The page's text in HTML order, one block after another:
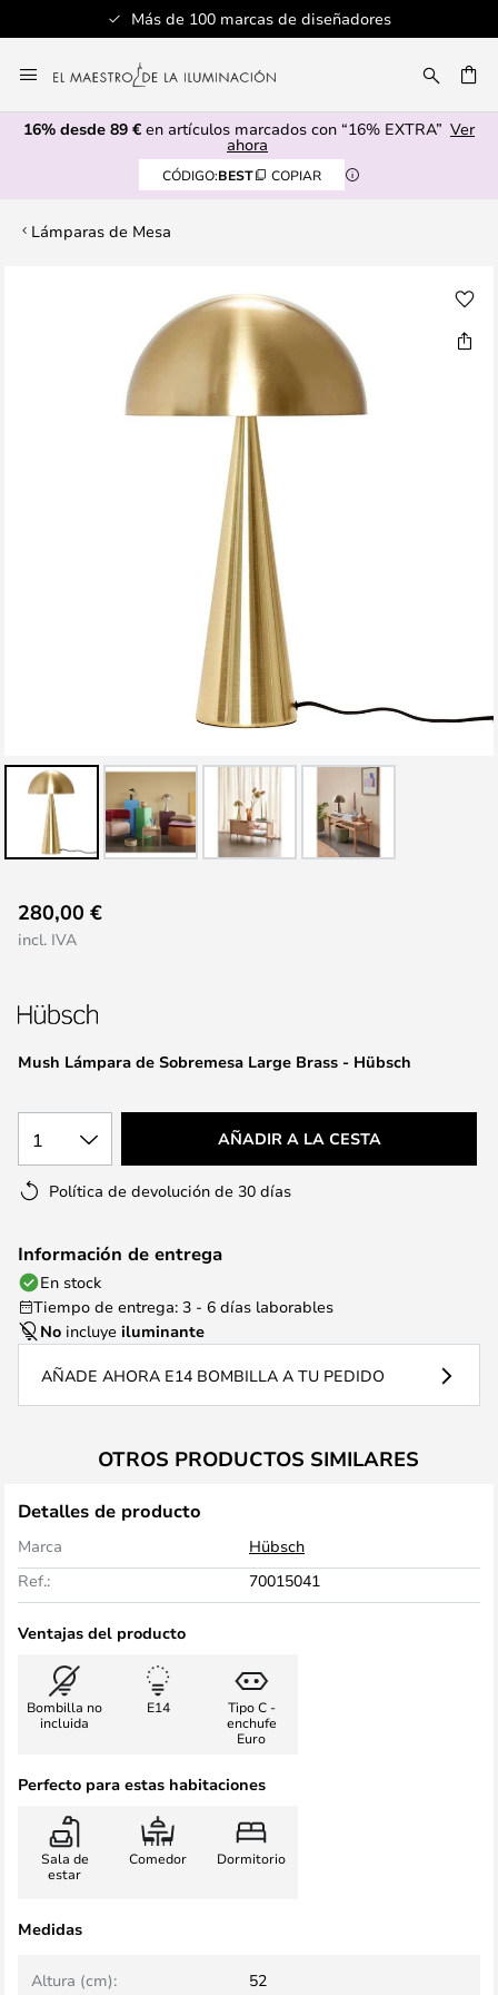
Más de 100 marcas de diseñadores
al
contenido
16% desde 89 € en artículos marcados con “16% EXTRA” Ver
ahora
CÓDIGO:BEST COPIAR
Lámparas de Mesa
comienzo
la
galería
deMush Lámpara de Sobremesa Large Brass - Hübsch
280,00 €
incl. IVA
1 AÑADIR A LA CESTA
Política de devolución de 30 días
Información de entrega
En stock
Tiempo de entrega: 3 - 6 días laborables
No incluye iluminante
AÑADE AHORA E14 BOMBILLA A TU PEDIDO
OTROS PRODUCTOS SIMILARES
Detalles de producto
Marca
Hübsch
Ref.:
70015041
Ventajas del producto
Bombilla no
incluida
E14
Tipo C -
enchufe
Euro
Perfecto para estas habitaciones
Sala de
estar
Comedor Dormitorio
Medidas
Altura (cm): 52